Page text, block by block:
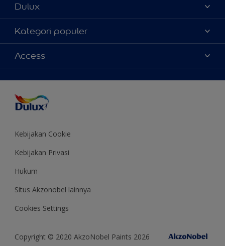
Dulux
Tentang Kami
Contact us
Temukan toko
Kategori populer
Warna
Produk
Inspirasi
Saran Mendekorasi
Colour of the Year
Access
Kebijakan Cookie
Kebijakan Privasi
Hukum
Situs Akzonobel lainnya
Cookies Settings
Copyright © 2020 AkzoNobel Paints 2026